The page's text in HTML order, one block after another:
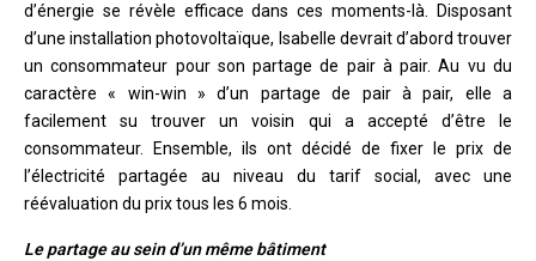
d’énergie se révèle efficace dans ces moments-là. Disposant
d’une installation photovoltaïque, Isabelle devrait d’abord trouver
un consommateur pour son partage de pair à pair. Au vu du
caractère « win-win » d’un partage de pair à pair, elle a
facilement su trouver un voisin qui a accepté d’être le
consommateur. Ensemble, ils ont décidé de fixer le prix de
l’électricité partagée au niveau du tarif social, avec une
réévaluation du prix tous les 6 mois.
Le partage au sein d’un même bâtiment